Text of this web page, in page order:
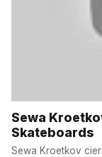
Sewa
Skateboards
Sewa Kroetkov